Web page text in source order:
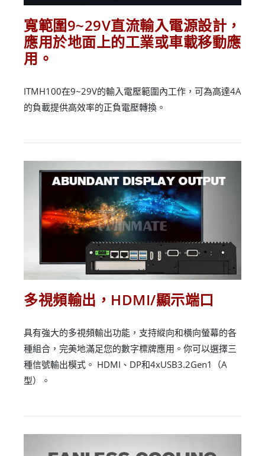
寬範圍9~29V直流輸入電源設計，
應用於地面上的工業或車載移動應
用。
ITMH100在9~29V的輸入電壓範圍內工作，可為高達4A
的負載提供高效率的正負電壓轉換。
多視頻輸出，HDMI/顯示端口
具有強大的多視頻輸出功能，支持縱向和橫向螢幕的各
種組合，完美地滿足您的數字標牌應用。你可以選擇三
種信號輸出模式。 HDMI、DP和4xUSB3.2Gen1（A
型）。